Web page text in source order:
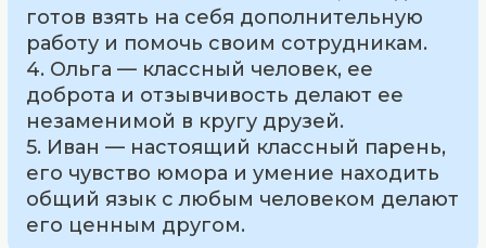
готов взять на себя дополнительную
работу и помочь своим сотрудникам.
4. Ольга — классный человек, ее
доброта и отзывчивость делают ее
незаменимой в кругу друзей.
5. Иван — настоящий классный парень,
его чувство юмора и умение находить
общий язык с любым человеком делают
его ценным другом.